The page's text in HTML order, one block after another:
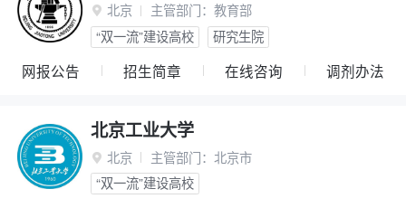
 北京 主管部门： 教育部
“双一流”建设高校
研究生院
网报公告 招生简章 在线咨询 调剂办法
北京工业大学
 北京 主管部门： 北京市
“双一流”建设高校